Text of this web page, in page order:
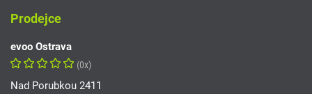
Prodejce
evoo Ostrava
(0x)
Nad Porubkou 2411